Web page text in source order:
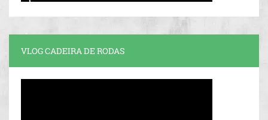
VLOG CADEIRA DE RODAS